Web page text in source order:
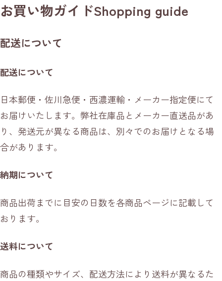
お買い物ガイドShopping guide
配送について
配送について
日本郵便・佐川急便・西濃運輸・メーカー指定便にて
お届けいたします。弊社在庫品とメーカー直送品があ
り、発送元が異なる商品は、別々でのお届けとなる場
合があります。
納期について
商品出荷までに目安の日数を各商品ページに記載して
おります。
送料について
商品の種類やサイズ、配送方法により送料が異なるた